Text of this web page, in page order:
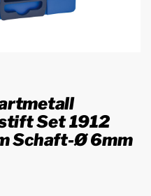
Set 1912
Schaft-Ø 6mm